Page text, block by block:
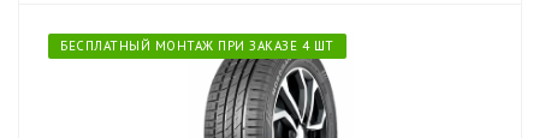
БЕСПЛАТНЫЙ МОНТАЖ ПРИ ЗАКАЗЕ 4 ШТ